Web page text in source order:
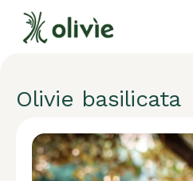
Olivie basilicata